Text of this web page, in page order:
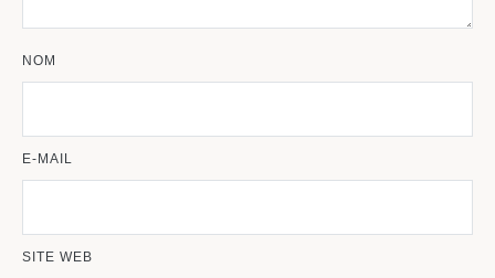
NOM
E-MAIL
SITE WEB